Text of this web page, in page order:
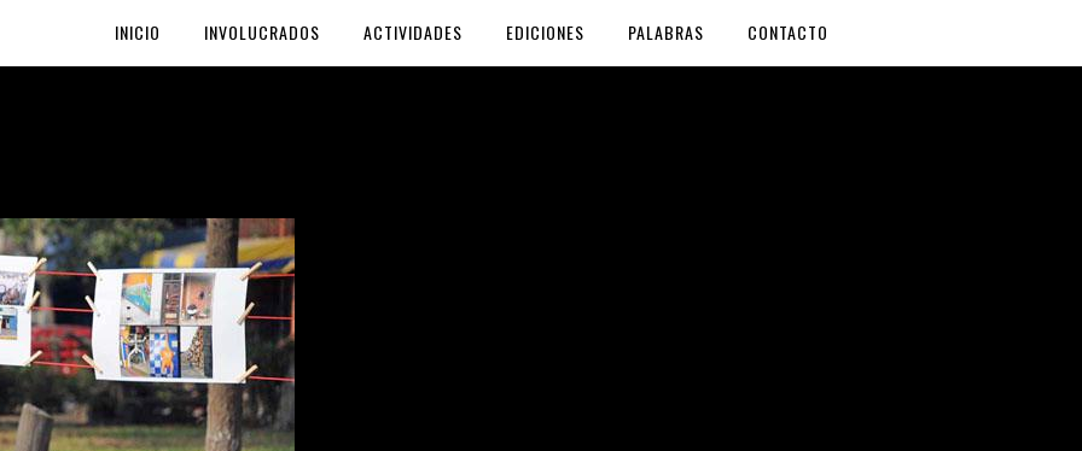
INICIO INVOLUCRADOS ACTIVIDADES EDICIONES PALABRAS CONTACTO